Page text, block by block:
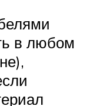
в любом